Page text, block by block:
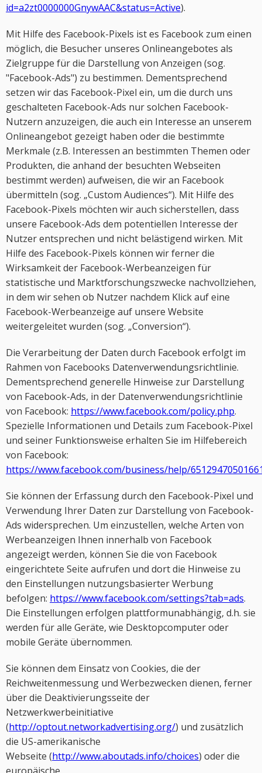
id=a2zt0000000GnywAAC&status=Active).
Mit Hilfe des Facebook-Pixels ist es Facebook zum einen
möglich, die Besucher unseres Onlineangebotes als
Zielgruppe für die Darstellung von Anzeigen (sog.
"Facebook-Ads") zu bestimmen. Dementsprechend
setzen wir das Facebook-Pixel ein, um die durch uns
geschalteten Facebook-Ads nur solchen Facebook-
Nutzern anzuzeigen, die auch ein Interesse an unserem
Onlineangebot gezeigt haben oder die bestimmte
Merkmale (z.B. Interessen an bestimmten Themen oder
Produkten, die anhand der besuchten Webseiten
bestimmt werden) aufweisen, die wir an Facebook
übermitteln (sog. „Custom Audiences“). Mit Hilfe des
Facebook-Pixels möchten wir auch sicherstellen, dass
unsere Facebook-Ads dem potentiellen Interesse der
Nutzer entsprechen und nicht belästigend wirken. Mit
Hilfe des Facebook-Pixels können wir ferner die
Wirksamkeit der Facebook-Werbeanzeigen für
statistische und Marktforschungszwecke nachvollziehen,
in dem wir sehen ob Nutzer nachdem Klick auf eine
Facebook-Werbeanzeige auf unsere Website
weitergeleitet wurden (sog. „Conversion“).
Die Verarbeitung der Daten durch Facebook erfolgt im
Rahmen von Facebooks Datenverwendungsrichtlinie.
Dementsprechend generelle Hinweise zur Darstellung
von Facebook-Ads, in der Datenverwendungsrichtlinie
von Facebook: https://www.facebook.com/policy.php.
Spezielle Informationen und Details zum Facebook-Pixel
und seiner Funktionsweise erhalten Sie im Hilfebereich
von Facebook:
https://www.facebook.com/business/help/
Sie können der Erfassung durch den Facebook-Pixel und
Verwendung Ihrer Daten zur Darstellung von Facebook-
Ads widersprechen. Um einzustellen, welche Arten von
Werbeanzeigen Ihnen innerhalb von Facebook
angezeigt werden, können Sie die von Facebook
eingerichtete Seite aufrufen und dort die Hinweise zu
den Einstellungen nutzungsbasierter Werbung
befolgen: https://www.facebook.com/settings?tab=ads.
Die Einstellungen erfolgen plattformunabhängig, d.h. sie
werden für alle Geräte, wie Desktopcomputer oder
mobile Geräte übernommen.
Sie können dem Einsatz von Cookies, die der
Reichweitenmessung und Werbezwecken dienen, ferner
über die Deaktivierungsseite der
Netzwerkwerbeinitiative
(http://optout.networkadvertising.org/) und zusätzlich
die US-amerikanische
Webseite (http://www.aboutads.info/choices) oder die